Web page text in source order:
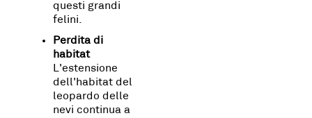
questi grandi
felini.
Perdita di
habitat
L'estensione
dell'habitat del
leopardo delle
nevi continua a